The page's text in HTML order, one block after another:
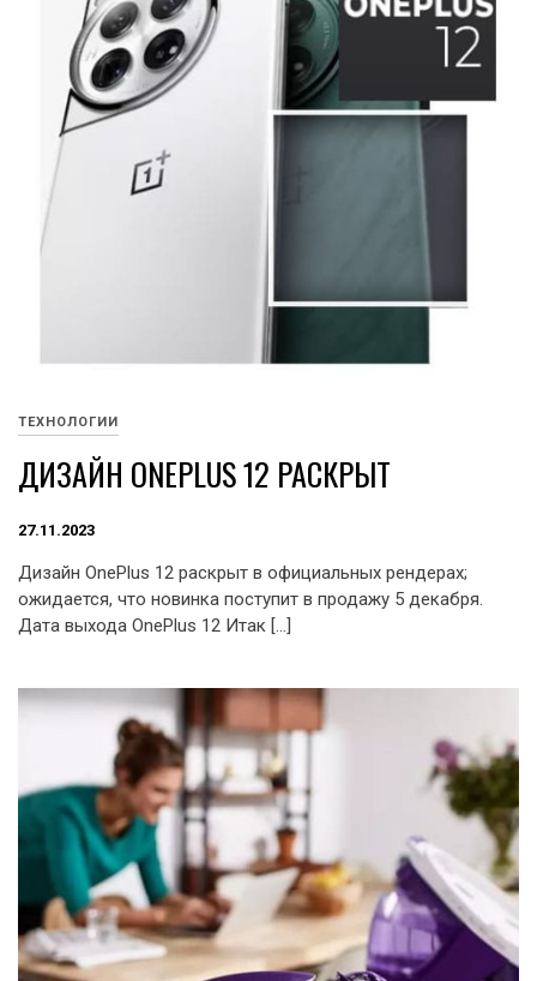
ТЕХНОЛОГИИ
ДИЗАЙН ONEPLUS 12 РАСКРЫТ
27.11.2023
Дизайн OnePlus 12 раскрыт в официальных рендерах;
ожидается, что новинка поступит в продажу 5 декабря.
Дата выхода OnePlus 12 Итак […]